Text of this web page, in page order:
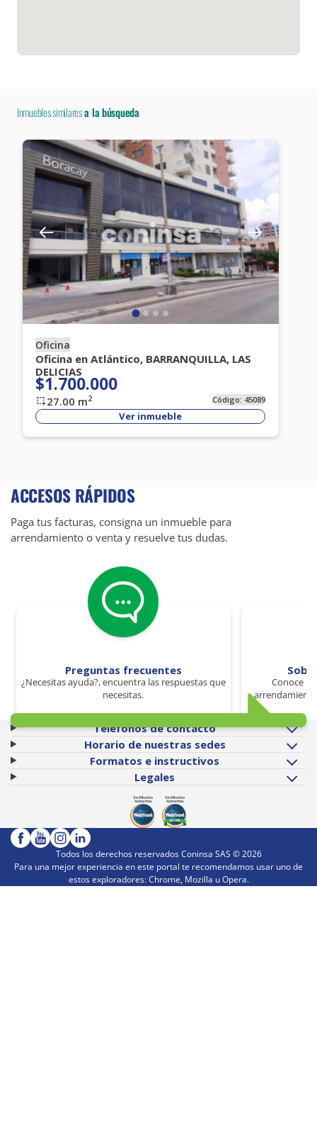
Inmuebles similaresa la búsqueda
Oficina
Oficina en Atlántico, BARRANQUILLA, LAS
DELICIAS
$1.700.000
27.00 m2 Código: 45089
Ver inmueble
ACCESOS RÁPIDOS
Paga tus facturas, consigna un inmueble para
arrendamiento o venta y resuelve tus dudas.
Preguntas frecuentes
¿Necesitas ayuda?, encuentra las respuestas que
necesitas.
Conoce
Teléfonos de contacto
Horario de nuestras sedes
Formatos e instructivos
Legales
Todos los derechos reservados Coninsa SAS ©2026
Para una mejor experiencia en este portal te recomendamos usar uno de
estos exploradores: Chrome, Mozilla u Opera.